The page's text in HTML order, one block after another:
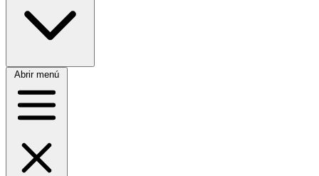
Abrir menú